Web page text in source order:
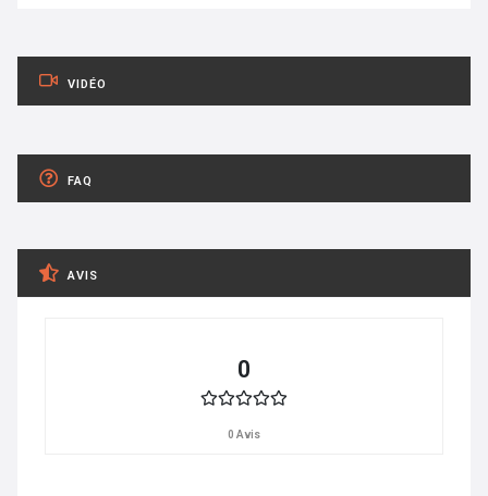
VIDÉO
FAQ
AVIS
0
0 Avis